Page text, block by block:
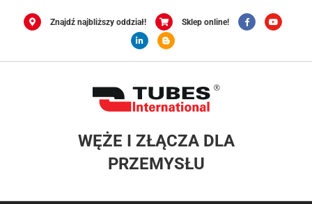
Znajdź najbliższy oddział! Sklep online!
WĘŻE I ZŁĄCZA DLA
PRZEMYSŁU